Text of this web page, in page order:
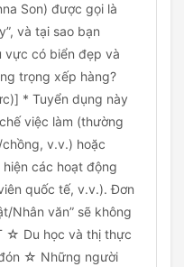
Son) được gọi là
và tại sao bạn
vực có biển đẹp và
trọng xếp hàng?
* Tuyển dụng này
việc làm (thường
v.v.) hoặc
các hoạt động
quốc tế, v.v.). Đơn
Nhân văn” sẽ không
☆ Du học và thị thực
☆ Những người